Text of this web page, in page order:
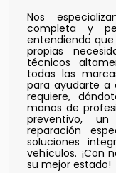
Nos
completa y
entendiendo
propias
técnicos
todas las
para ayudarte a
requiere,
manos de
preventivo,
reparación
soluciones
vehículos. ¡Con
su mejor estado!